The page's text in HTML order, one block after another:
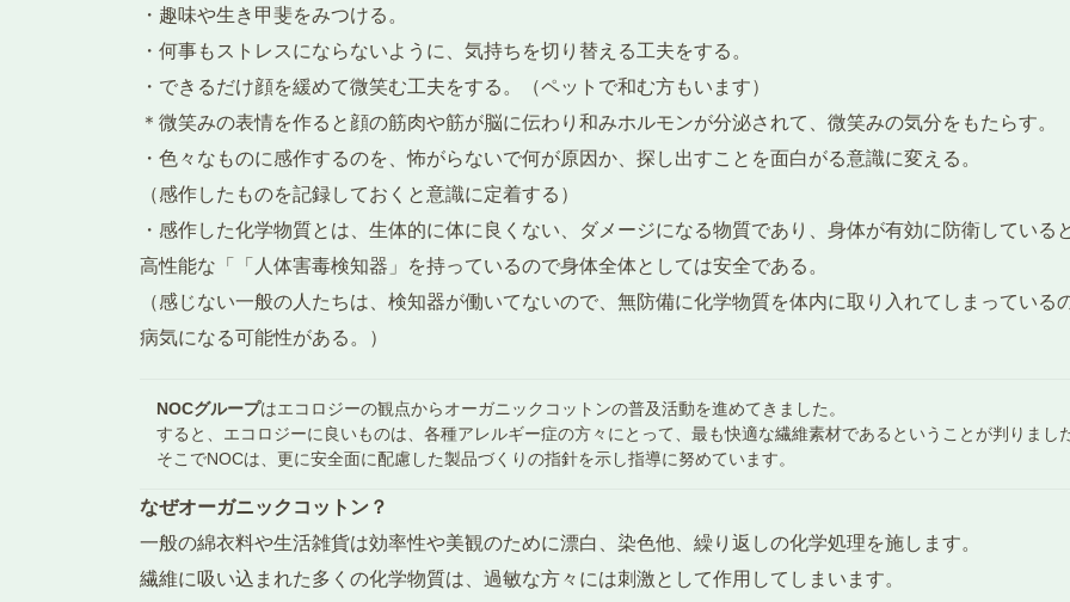
・趣味や生き甲斐をみつける。
・何事もストレスにならないように、気持ちを切り替える工夫をする。
・できるだけ顔を緩めて微笑む工夫をする。（ペットで和む方もいます）
＊微笑みの表情を作ると顔の筋肉や筋が脳に伝わり和みホルモンが分泌されて、微笑みの気分をもたらす。
・色々なものに感作するのを、怖がらないで何が原因か、探し出すことを面白がる意識に変える。
（感作したものを記録しておくと意識に定着する）
・感作した化学物質とは、生体的に体に良くない、ダメージになる物質であり、身体が有効に防衛している
高性能な「「人体害毒検知器」を持っているので身体全体としては安全である。
（感じない一般の人たちは、検知器が働いてないので、無防備に化学物質を体内に取り入れてしまってい
病気になる可能性がある。）
NOCグループはエコロジーの観点からオーガニックコットンの普及活動を進めてきました。
すると、エコロジーに良いものは、各種アレルギー症の方々にとって、最も快適な繊維素材であるということが判りました
そこでNOCは、更に安全面に配慮した製品づくりの指針を示し指導に努めています。
なぜオーガニックコットン？
一般の綿衣料や生活雑貨は効率性や美観のために漂白、染色他、繰り返しの化学処理を施します。
繊維に吸い込まれた多くの化学物質は、過敏な方々には刺激として作用してしまいます。